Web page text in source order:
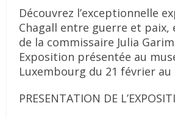
Découvrez l’exceptionnelle
Chagall entre guerre et paix,
de la commissaire Julia
Exposition présentée au
Luxembourg du 21 février au
PRESENTATION DE